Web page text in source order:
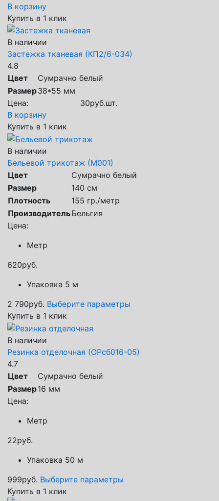
В корзину
Купить в 1 клик
В наличии
Застежка тканевая (КП2/6-034)
4.8
Цвет
Сумрачно белый
Размер38*55 мм
Цена:
30руб.шт.
В корзину
Купить в 1 клик
В наличии
Бельевой трикотаж (М001)
Цвет
Сумрачно белый
Размер
140 см
Плотность
155 гр./метр
ПроизводительБельгия
Цена:
Метр
620руб.
Упаковка 5 м
2 790руб. Выберите параметры
Купить в 1 клик
В наличии
Резинка отделочная (ОРсб016-05)
4.7
Цвет
Сумрачно белый
Размер16 мм
Цена:
Метр
22руб.
Упаковка 50 м
999руб. Выберите параметры
Купить в 1 клик